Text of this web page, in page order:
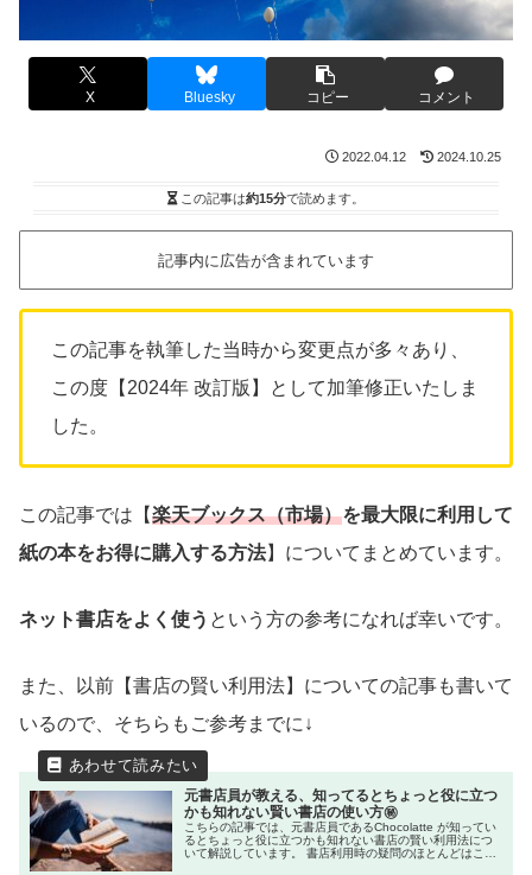
X Bluesky コピー コメント
2022.04.12 2024.10.25
この記事は約15分で読めます。
記事内に広告が含まれています
この記事を執筆した当時から変更点が多々あり、
この度【2024年 改訂版】として加筆修正いたしま
した。
この記事では【楽天ブックス（市場）を最大限に利用して
紙の本をお得に購入する方法】についてまとめています。
ネット書店をよく使う という方の参考になれば幸いです。
また、以前【書店の賢い利用法】についての記事も書いて
いるので、そちらもご参考までに↓
元書店員が教える、知ってるとちょっと役に立つ
かも知れない賢い書店の使い方㊙
こちらの記事では、元書店員であるChocolatte が知ってい
るとちょっと役に立つかも知れない書店の賢い利用法につ
いて解説しています。 書店利用時の疑問のほとんどはここ